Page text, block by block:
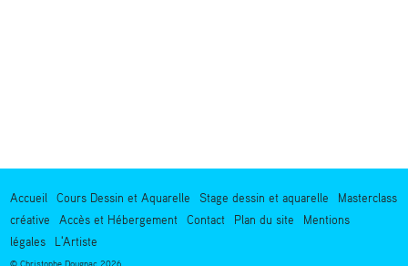
Accueil Cours Dessin et Aquarelle Stage dessin et aquarelle
Masterclass
créative
Accès et Hébergement Contact Plan du site
Mentions
légales
L'Artiste
© Christophe Dougnac 2026